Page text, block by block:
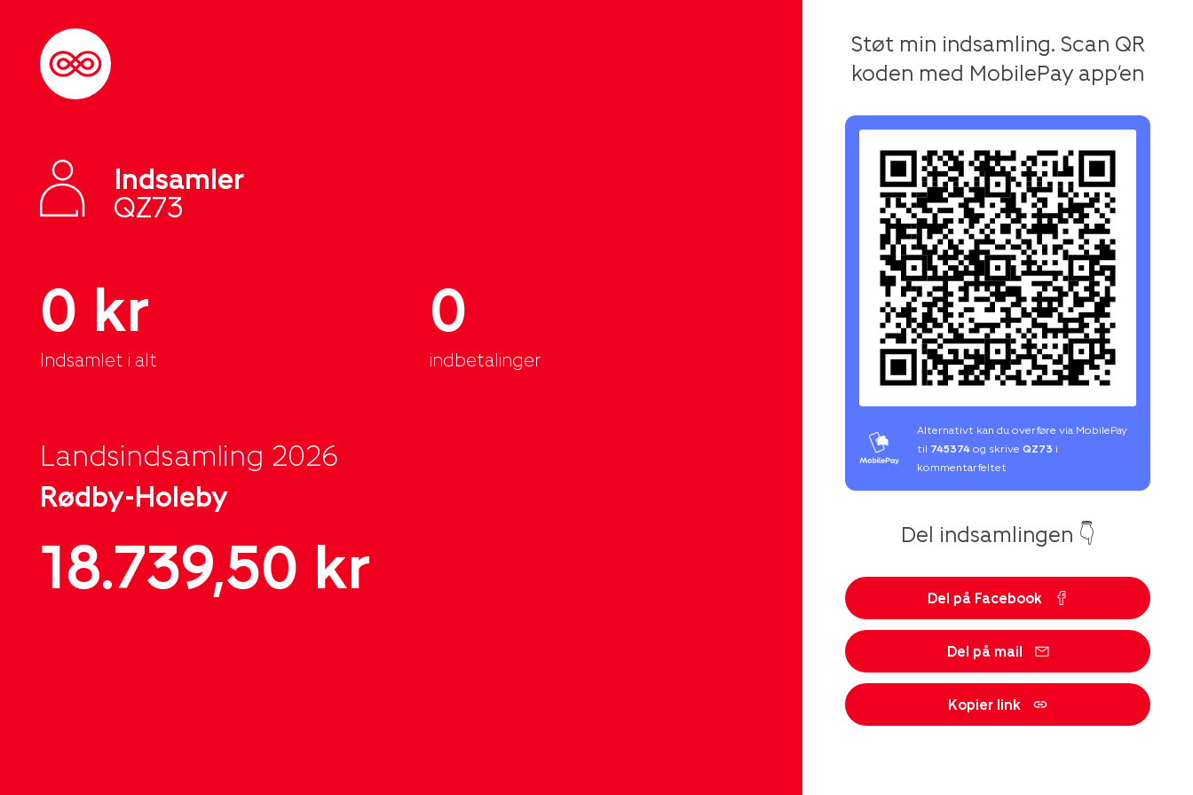
Indsamler
QZ73
0 kr
Indsamlet i alt
0
indbetalinger
Landsindsamling 2026
Rødby-Holeby
18.739,50 kr
Støt min indsamling. Scan QR
koden med MobilePay app’en
Alternativt kan du overføre via MobilePay
til 745374 og skrive QZ73 i
kommentarfeltet
Del indsamlingen 👇
Del på Facebook
Del på mail
Kopier link